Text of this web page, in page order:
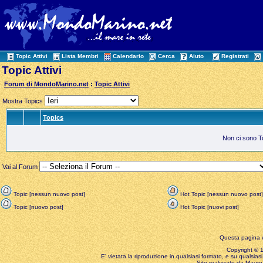
Topic Attivi Lista Membri Calendario Cerca Aiuto Registrati
Topic Attivi
Forum di MondoMarino.net :Topic Attivi
Mostra Topics
Topics
Non ci sono
Vai al Forum
Topic [nessun nuovo post]
Hot Topic [nessun nuovo post]
Topic [nuovo post]
Hot Topic [nuovi post]
Questa pagina
Copyright ©
E' vietata la riproduzione in qualsiasi formato, e su